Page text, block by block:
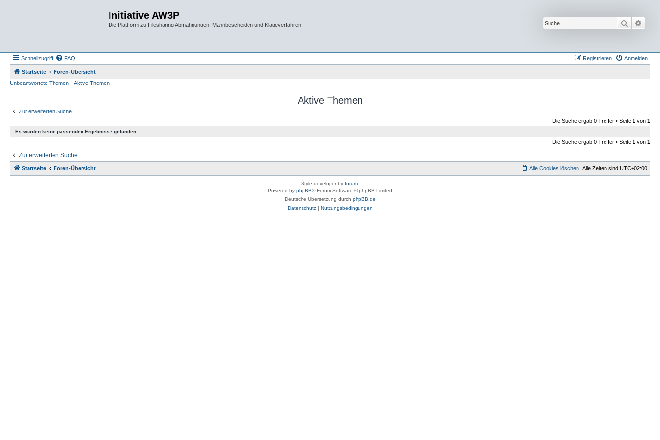
Initiative AW3P
Die Plattform zu Filesharing Abmahnungen, Mahnbescheiden und Klageverfahren! Suche
Schnellzugriff FAQ Anmelden
Registrieren
Startseite
Foren-Übersicht
Unbeantwortete Themen
Aktive Themen
Aktive Themen
Zur erweiterten Suche
Die Suche ergab 0 Treffer • Seite 1 von 1
Es wurden keine passenden Ergebnisse gefunden.
Die Suche ergab 0 Treffer • Seite 1 von 1
Zur erweiterten Suche
Startseite Foren-Übersicht Alle Zeiten sind UTC+02:00
Alle Cookies löschen
Style developer by forum
Powered by phpBB® Forum Software © phpBB Limited
Deutsche Übersetzung durch phpBB.de
Datenschutz| Nutzungsbedingungen